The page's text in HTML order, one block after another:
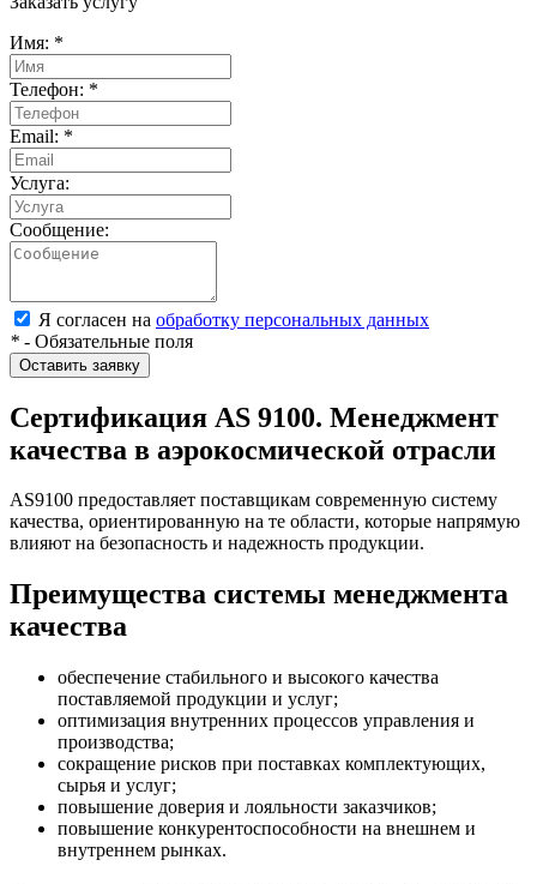
Имя: *
Телефон: *
Email: *
Услуга:
Сообщение:
Я согласен на обработку персональных данных
* - Обязательные поля
Оставить заявку
Сертификация AS 9100. Менеджмент
качества в аэрокосмической отрасли
AS9100 предоставляет поставщикам современную систему
качества, ориентированную на те области, которые напрямую
влияют на безопасность и надежность продукции.
Преимущества системы менеджмента
качества
обеспечение стабильного и высокого качества
поставляемой продукции и услуг;
оптимизация внутренних процессов управления и
производства;
сокращение рисков при поставках комплектующих,
сырья и услуг;
повышение доверия и лояльности заказчиков;
повышение конкурентоспособности на внешнем и
внутреннем рынках.